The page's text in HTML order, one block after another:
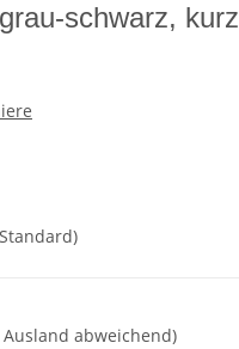
schwarz, kurz
Ausland abweichend)